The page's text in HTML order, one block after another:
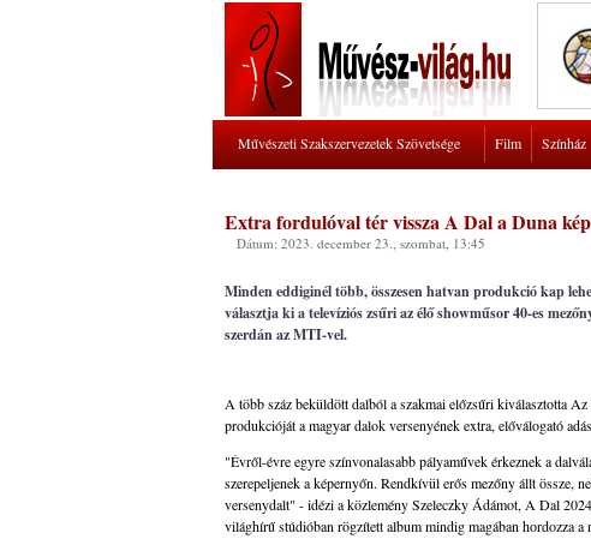
Művészeti Szakszervezetek Szövetsége Film Színház
Extra fordulóval tér vissza A Dal a Duna
Dátum: 2023. december 23., szombat, 13:45
Minden eddiginél több, összesen hatvan produkció kap
választja ki a televíziós zsűri az élő showműsor 40-es
szerdán az MTI-vel.
A több száz beküldött dalból a szakmai előzsűri kiválasztotta
produkcióját a magyar dalok versenyének extra, előválogató
"Évről-évre egyre színvonalasabb pályaművek érkeznek a
szerepeljenek a képernyőn. Rendkívül erős mezőny állt össze,
versenydalt" - idézi a közlemény Szeleczky Ádámot, A Dal
világhírű stúdióban rögzített album mindig magában hordozza a